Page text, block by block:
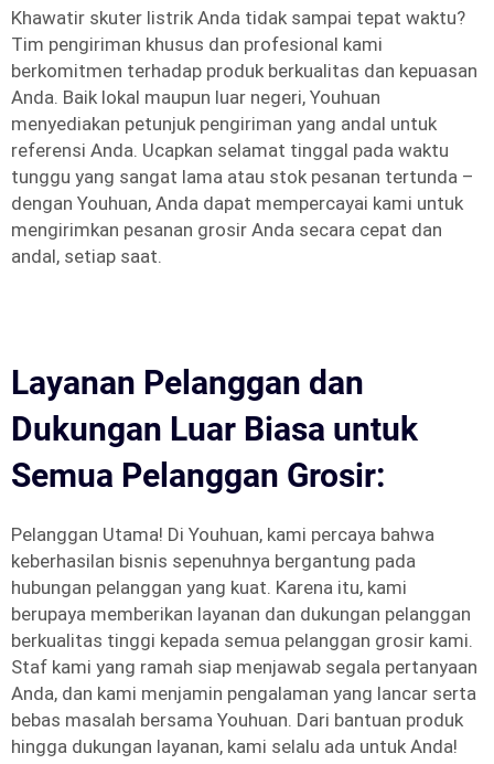
Khawatir skuter listrik Anda tidak sampai tepat waktu?
Tim pengiriman khusus dan profesional kami
berkomitmen terhadap produk berkualitas dan kepuasan
Anda. Baik lokal maupun luar negeri, Youhuan
menyediakan petunjuk pengiriman yang andal untuk
referensi Anda. Ucapkan selamat tinggal pada waktu
tunggu yang sangat lama atau stok pesanan tertunda –
dengan Youhuan, Anda dapat mempercayai kami untuk
mengirimkan pesanan grosir Anda secara cepat dan
andal, setiap saat.
Layanan Pelanggan dan
Dukungan Luar Biasa untuk
Semua Pelanggan Grosir:
Pelanggan Utama! Di Youhuan, kami percaya bahwa
keberhasilan bisnis sepenuhnya bergantung pada
hubungan pelanggan yang kuat. Karena itu, kami
berupaya memberikan layanan dan dukungan pelanggan
berkualitas tinggi kepada semua pelanggan grosir kami.
Staf kami yang ramah siap menjawab segala pertanyaan
Anda, dan kami menjamin pengalaman yang lancar serta
bebas masalah bersama Youhuan. Dari bantuan produk
hingga dukungan layanan, kami selalu ada untuk Anda!